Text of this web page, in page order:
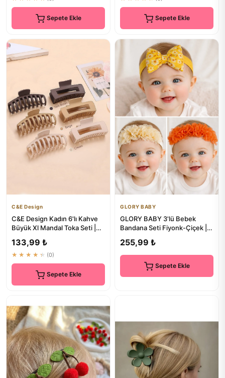
Sepete Ekle Sepete Ekle
C&E Design
C&E Design Kadın 6'lı Kahve
Büyük Xl Mandal Toka Seti |
133,99 ₺
★★★★★ (0)
Sepete Ekle
GLORY BABY
GLORY BABY 3'lü Bebek
Bandana Seti Fiyonk-Çiçek |
255,99 ₺
Sepete Ekle